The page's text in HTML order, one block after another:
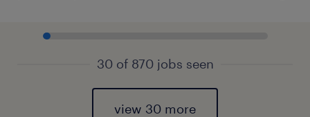
30 of 870 jobs seen
view 30 more